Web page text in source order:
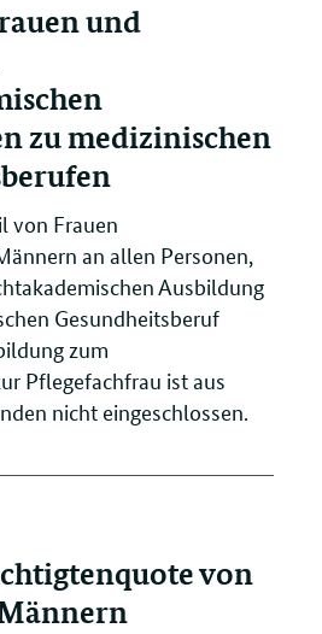
und
zu medizinischen
von Frauen
an allen Personen,
Ausbildung
Gesundheitsberuf
zum
Pflegefachfrau ist aus
nicht eingeschlossen.
von